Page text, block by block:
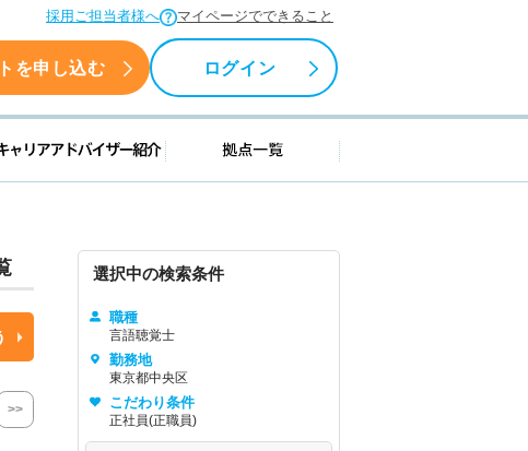
採用ご担当者様へ マイページでできること
を申し込む ログイン
職支援情報 キャリアアドバイザー紹介 拠点一覧
>>
選択中の検索条件
職種
言語聴覚士
勤務地
東京都中央区
こだわり条件
正社員(正職員)